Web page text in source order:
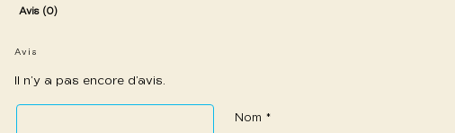
Avis (0)
Avis
Il n’y a pas encore d’avis.
Nom *